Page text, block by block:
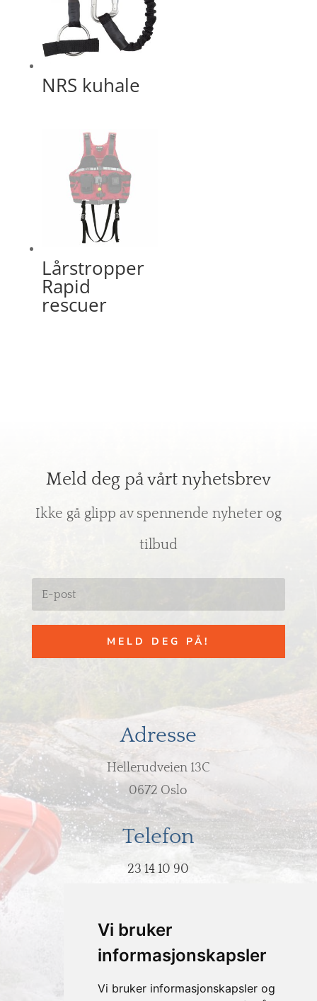
Vi bruker
informasjonskapsler
Vi bruker informasjonskapsler og
NRS kuhale
Lårstropper
Rapid
rescuer
Meld deg på vårt nyhetsbrev
Ikke gå glipp av spennende nyheter og
tilbud
MELD DEG PÅ!
Adresse
Hellerudveien 13C
0672 Oslo
Telefon
23 14 10 90
post@hodeovervann.no